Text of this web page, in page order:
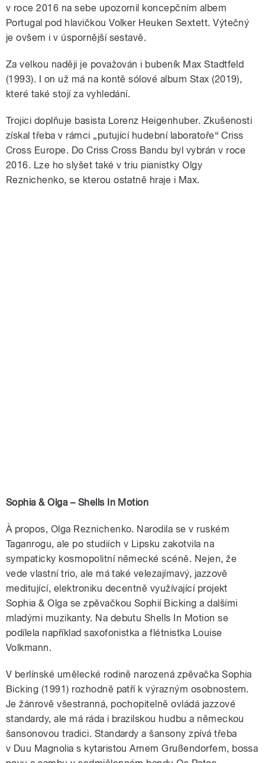
v roce 2016 na sebe upozornil koncepčním albem
Portugal pod hlavičkou Volker Heuken Sextett. Výtečný
je ovšem i v úspornější sestavě.
Za velkou naději je považován i bubeník Max Stadtfeld
(1993). I on už má na kontě sólové album Stax (2019),
které také stojí za vyhledání.
Trojici doplňuje basista Lorenz Heigenhuber. Zkušenosti
získal třeba v rámci „putující hudební laboratoře“ Criss
Cross Europe. Do Criss Cross Bandu byl vybrán v roce
2016. Lze ho slyšet také v triu pianistky Olgy
Reznichenko, se kterou ostatně hraje i Max.
Sophia & Olga – Shells In Motion
À propos, Olga Reznichenko. Narodila se v ruském
Taganrogu, ale po studiích v Lipsku zakotvila na
sympaticky kosmopolitní německé scéně. Nejen, že
vede vlastní trio, ale má také velezajímavý, jazzově
meditující, elektroniku decentně využívající projekt
Sophia & Olga se zpěvačkou Sophií Bicking a dalšími
mladými muzikanty. Na debutu Shells In Motion se
podílela například saxofonistka a flétnistka Louise
Volkmann.
V berlínské umělecké rodině narozená zpěvačka Sophia
Bicking (1991) rozhodně patří k výrazným osobnostem.
Je žánrově všestranná, pochopitelně ovládá jazzové
standardy, ale má ráda i brazilskou hudbu a německou
šansonovou tradici. Standardy a šansony zpívá třeba
v Duu Magnolia s kytaristou Arnem Grußendorfem, bossa